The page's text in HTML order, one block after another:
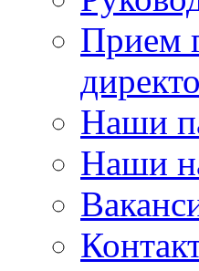
Прием
Наши
Наши